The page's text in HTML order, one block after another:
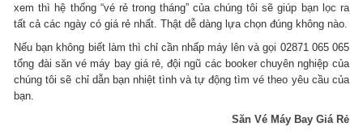
xem thì hệ thống “vé rẻ trong tháng” của chúng tôi sẽ giúp bạn lọc ra
tất cả các ngày có giá rẻ nhất. Thật dễ dàng lựa chọn đúng không nào.
Nếu bạn không biết làm thì chỉ cần nhấp máy lên và gọi 02871 065 065
tổng đài săn vé máy bay giá rẻ, đội ngũ các booker chuyên nghiệp của
chúng tôi sẽ chỉ dẫn bạn nhiệt tình và tự động tìm vé theo yêu cầu của
bạn.
Săn Vé Máy Bay Giá Rẻ